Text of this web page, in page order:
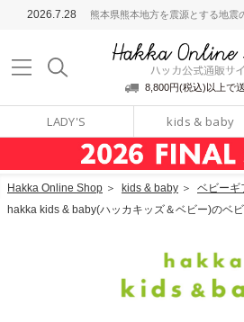
2026.7.28 熊本県熊本地方を震源とする地震の影
8,800円(税込)以上で
LADY'S kids & baby
通販サイト
Hakka Online Shop ＞ kids & baby ＞ ベビーギ
hakka kids & baby(ハッカキッズ＆ベビー)のベ